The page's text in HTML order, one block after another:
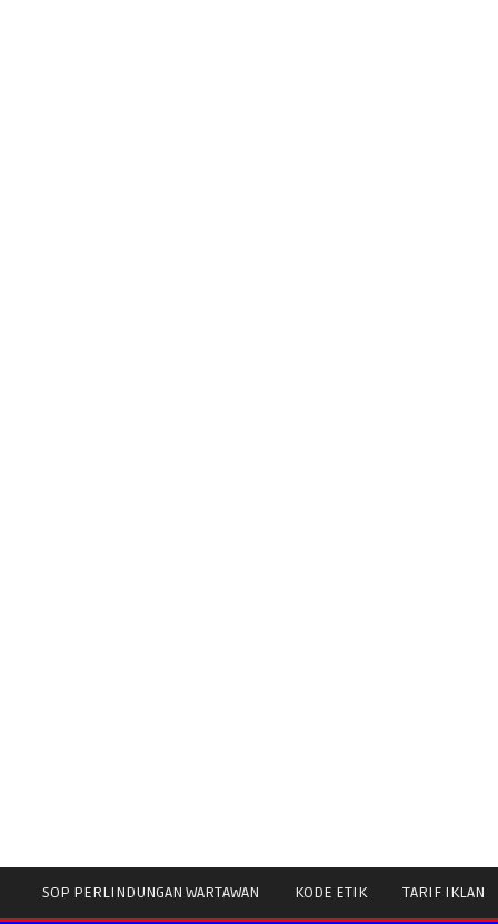
SOP PERLINDUNGAN WARTAWAN KODE ETIK TARIF IKLAN